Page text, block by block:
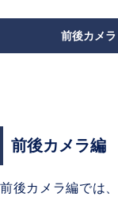
前後カメラ
前後カメラ編
前後カメラ編では、